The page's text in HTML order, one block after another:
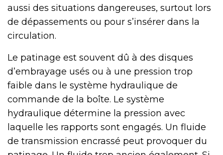
aussi des situations dangereuses, surtout lors
de dépassements ou pour s’insérer dans la
circulation.
Le patinage est souvent dû à des disques
d’embrayage usés ou à une pression trop
faible dans le système hydraulique de
commande de la boîte. Le système
hydraulique détermine la pression avec
laquelle les rapports sont engagés. Un fluide
de transmission encrassé peut provoquer du